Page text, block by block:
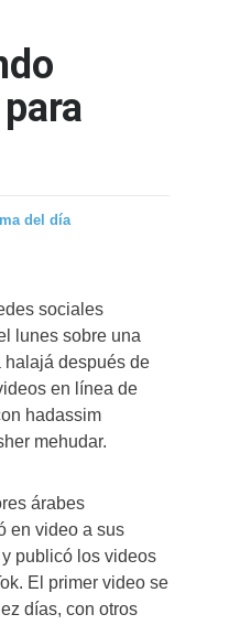
del día
sociales
lunes sobre una
después de
en línea de
hadassim
mehudar.
árabes
en video a sus
publicó los videos
El primer video se
días, con otros